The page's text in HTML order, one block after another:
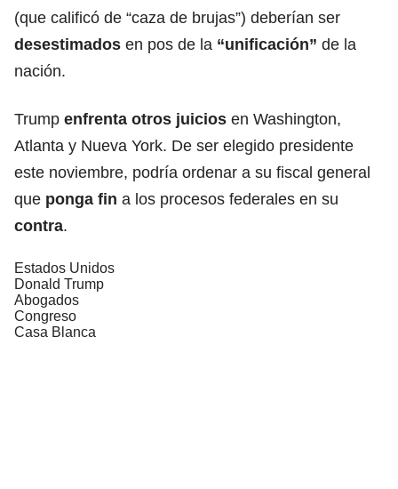
(que calificó de “caza de brujas”) deberían ser
desestimados en pos de la “unificación” de la
nación.
Trump enfrenta otros juicios en Washington,
Atlanta y Nueva York. De ser elegido presidente
este noviembre, podría ordenar a su fiscal general
que ponga fin a los procesos federales en su
contra.
Estados Unidos
Donald Trump
Abogados
Congreso
Casa Blanca